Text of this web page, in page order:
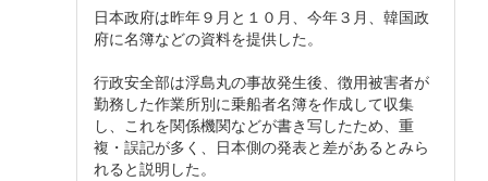
日本政府は昨年９月と１０月、今年３月、韓国政
府に名簿などの資料を提供した。
行政安全部は浮島丸の事故発生後、徴用被害者が
勤務した作業所別に乗船者名簿を作成して収集
し、これを関係機関などが書き写したため、重
複・誤記が多く、日本側の発表と差があるとみら
れると説明した。